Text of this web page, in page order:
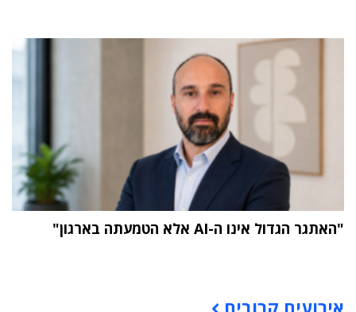
"האתגר הגדול אינו ה-AI אלא הטמעתה בארגון"
אירועים קרובים